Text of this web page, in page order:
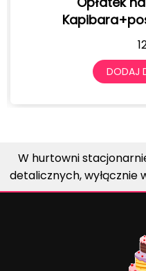
DODAJ
W hurtowni
detalicznych, wyłącznie